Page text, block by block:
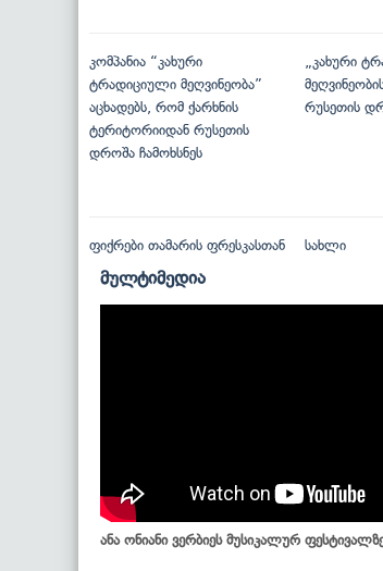
კომპანია “კახური
ტრადიციული მეღვინეობა”
აცხადებს, რომ ქარხნის
ტერიტორიიდან რუსეთის
დროშა ჩამოხსნეს
„კახური
რუსეთის
ფიქრები თამარის ფრესკასთან სახლი
მულტიმედია
ანა ონიანი ვერბიეს მუსიკალურ